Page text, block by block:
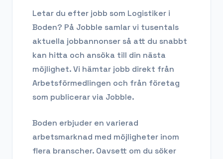
Letar du efter jobb som Logistiker i
Boden? På Jobble samlar vi tusentals
aktuella jobbannonser så att du snabbt
kan hitta och ansöka till din nästa
möjlighet. Vi hämtar jobb direkt från
Arbetsförmedlingen och från företag
som publicerar via Jobble.
Boden erbjuder en varierad
arbetsmarknad med möjligheter inom
flera branscher. Oavsett om du söker